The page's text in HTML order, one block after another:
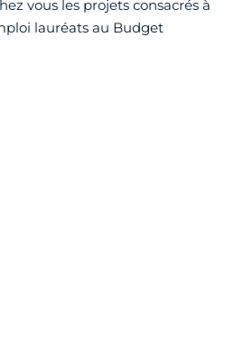
vous les projets consacrés à
lauréats au Budget